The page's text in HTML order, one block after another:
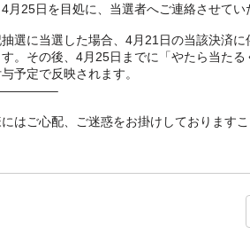
月25日を目処に、当選者へご連絡させてい
抽選に当選した場合、4月21日の当該決済
。その後、4月25日までに「やたら当た
予定で反映されます。
はご心配、ご迷惑をお掛けしております